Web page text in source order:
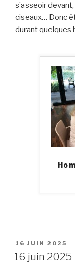
s’asseoir
ciseaux… Donc
durant quelques
PUBLIÉ
LE
16 JUIN 2025
16 juin 2025